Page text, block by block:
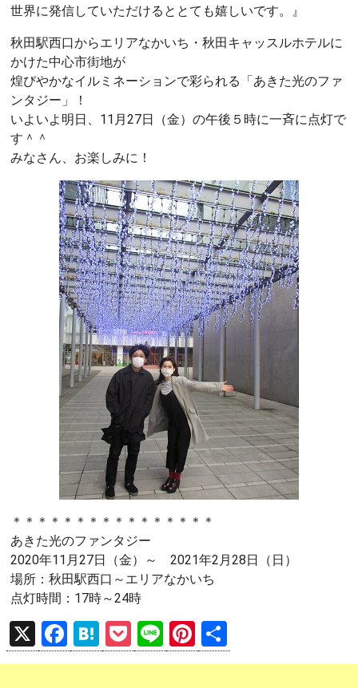
世界に発信していただけるととても嬉しいです。』
秋田駅西口からエリアなかいち・秋田キャッスルホテルに
かけた中心市街地が
煌びやかなイルミネーションで彩られる「あきた光のファ
ンタジー」！
いよいよ明日、11月27日（金）の午後５時に一斉に点灯で
す＾＾
みなさん、お楽しみに！
＊＊＊＊＊＊＊＊＊＊＊＊＊＊＊＊
あきた光のファンタジー
2020年11月27日（金）～ 2021年2月28日（日）
場所：秋田駅西口～エリアなかいち
点灯時間：17時～24時
X
F
a
H
at
P
o
Li
n
Pi
nt 有